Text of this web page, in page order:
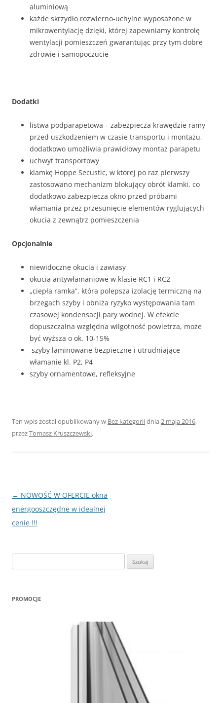
aluminiową
każde skrzydło rozwierno-uchylne wyposażone w
mikrowentylację dzięki, której zapewniamy kontrolę
wentylacji pomieszczeń gwarantując przy tym dobre
zdrowie i samopoczucie
Dodatki
listwa podparapetowa – zabezpiecza krawędzie ramy
przed uszkodzeniem w czasie transportu i montażu,
dodatkowo umożliwia prawidłowy montaż parapetu
uchwyt transportowy
klamkę Hoppe Secustic, w której po raz pierwszy
zastosowano mechanizm blokujący obrót klamki, co
dodatkowo zabezpiecza okno przed próbami
włamania przez przesunięcie elementów ryglujących
okucia z zewnątrz pomieszczenia
Opcjonalnie
niewidoczne okucia i zawiasy
okucia antywłamaniowe w klasie RC1 i RC2
„ciepła ramka”, która polepsza izolację termiczną na
brzegach szyby i obniża ryzyko występowania tam
czasowej kondensacji pary wodnej. W efekcie
dopuszczalna względna wilgotność powietrza, może
być wyższa o ok. 10-15%
szyby laminowane bezpieczne i utrudniające
włamanie kl. P2, P4
szyby ornamentowe, refleksyjne
Ten wpis został opublikowany w Bez kategoriidnia 2 maja 2016,
przezTomasz Kruszczewski.
Nawigacja
wpisu
← NOWOŚĆ W OFERCIE okna
energooszczędne w idealnej
cenie !!!
PROMOCJE